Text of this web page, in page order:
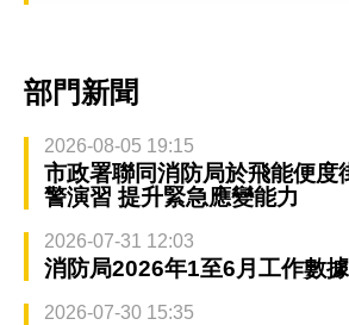
部門新聞
2026-08-05 19:15
市政署聯同消防局於飛能便度
警演習 提升緊急應變能力
2026-07-31 12:03
消防局2026年1至6月工作數
2026-07-30 15:35